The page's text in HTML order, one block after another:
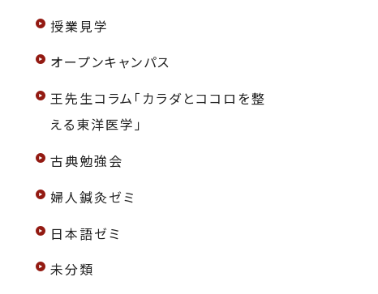
授業見学
オープンキャンパス
王先生コラム「カラダとココロを整
える東洋医学」
古典勉強会
婦人鍼灸ゼミ
日本語ゼミ
未分類